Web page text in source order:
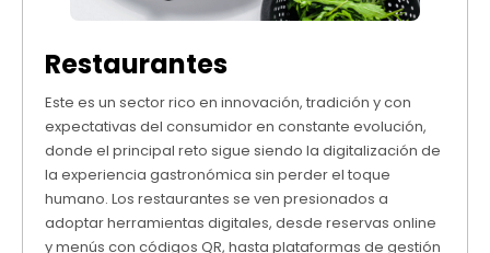
Restaurantes
Este es un sector rico en innovación, tradición y con
expectativas del consumidor en constante evolución,
donde el principal reto sigue siendo la digitalización de
la experiencia gastronómica sin perder el toque
humano. Los restaurantes se ven presionados a
adoptar herramientas digitales, desde reservas online
y menús con códigos QR, hasta plataformas de gestión